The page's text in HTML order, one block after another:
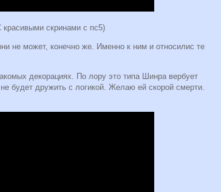
скринами с пс5)
не может, конечно же. Именно к ним и относилис те
декорациях. По лору это типа Шинра вербует
будет дружить с логикой. Желаю ей скорой смерти.